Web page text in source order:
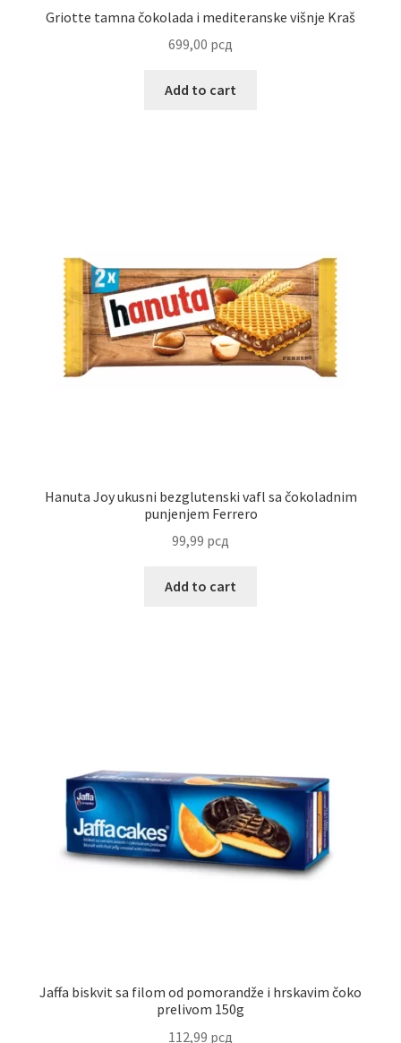
Griotte tamna čokolada i mediteranske višnje Kraš
699,00 рсд
Add to cart
Hanuta Joy ukusni bezglutenski vafl sa čokoladnim
punjenjem Ferrero
99,99 рсд
Add to cart
Jaffa biskvit sa filom od pomorandže i hrskavim čoko
prelivom 150g
112,99 рсд